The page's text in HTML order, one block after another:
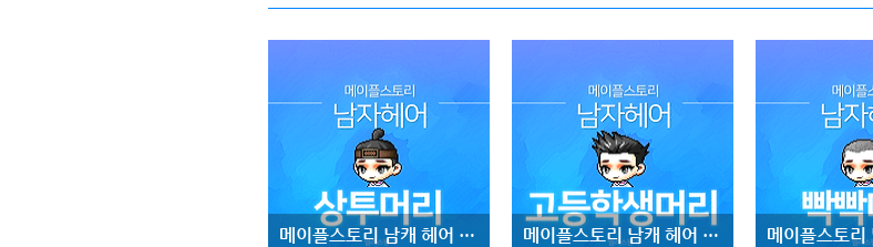
메이플스토리 남캐 헤어 :: 상투머리 :: 메이플스토리 남캐 헤어 :: 고등학생머리 ::